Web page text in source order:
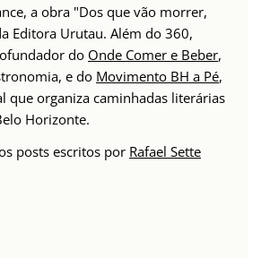
a obra "Dos que vão morrer,
Editora Urutau. Além do 360,
do Onde Comer e Beber,
e do Movimento BH a Pé,
que organiza caminhadas literárias
Horizonte.
posts escritos por Rafael Sette